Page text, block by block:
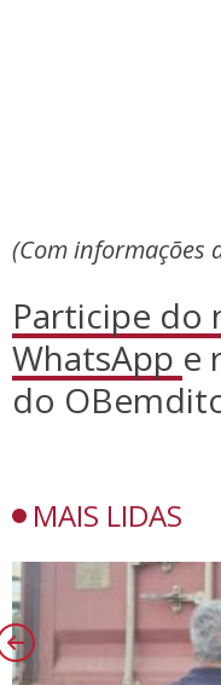
(Com informações
Participe do
WhatsApp e
do
MAIS LIDAS